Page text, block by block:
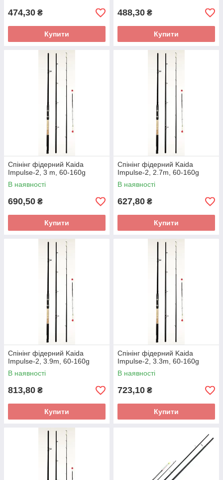
474,30 ₴
Купити
488,30 ₴
Купити
Спінінг фідерний Kaida
Impulse-2, 3 m, 60-160g
В наявності
690,50 ₴
Купити
Спінінг фідерний Kaida
Impulse-2, 2.7m, 60-160g
В наявності
627,80 ₴
Купити
Спінінг фідерний Kaida
Impulse-2, 3.9m, 60-160g
В наявності
813,80 ₴
Купити
Спінінг фідерний Kaida
Impulse-2, 3.3m, 60-160g
В наявності
723,10 ₴
Купити